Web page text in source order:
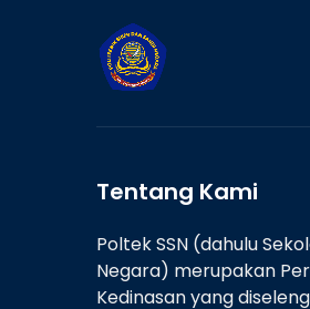
Tentang Kami
Poltek SSN (dahulu
Negara) merupakan
Kedinasan yang